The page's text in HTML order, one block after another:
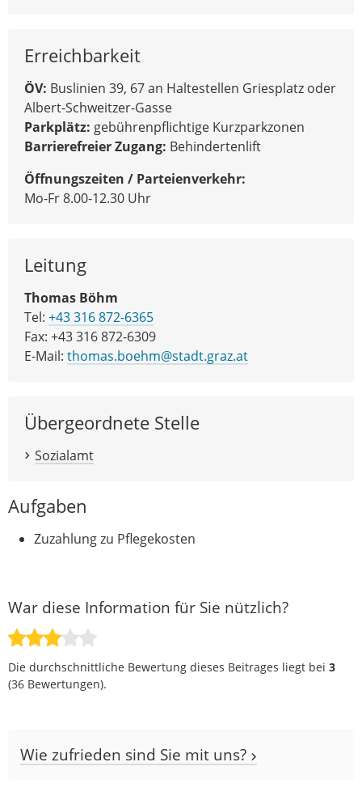
Erreichbarkeit
ÖV: Buslinien 39, 67 an Haltestellen Griesplatz oder
Albert-Schweitzer-Gasse
Parkplätz: gebührenpflichtige Kurzparkzonen
Barrierefreier Zugang: Behindertenlift
Öffnungszeiten / Parteienverkehr:
Mo-Fr 8.00-12.30 Uhr
Leitung
Thomas Böhm
Tel: +43 316 872-6365
Fax: +43 316 872-6309
E-Mail: thomas.boehm@stadt.graz.at
Übergeordnete Stelle
Sozialamt
Aufgaben
Zuzahlung zu Pflegekosten
War diese Information für Sie nützlich?
Die durchschnittliche Bewertung dieses Beitrages liegt bei 3
(36 Bewertungen).
Wie zufrieden sind Sie mit uns?